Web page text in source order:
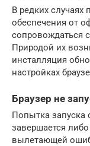
В редких
обеспечения от
сопровождаться
Природой их
инсталляция
настройках
Браузер не
Попытка запуска
завершается
вылетающей